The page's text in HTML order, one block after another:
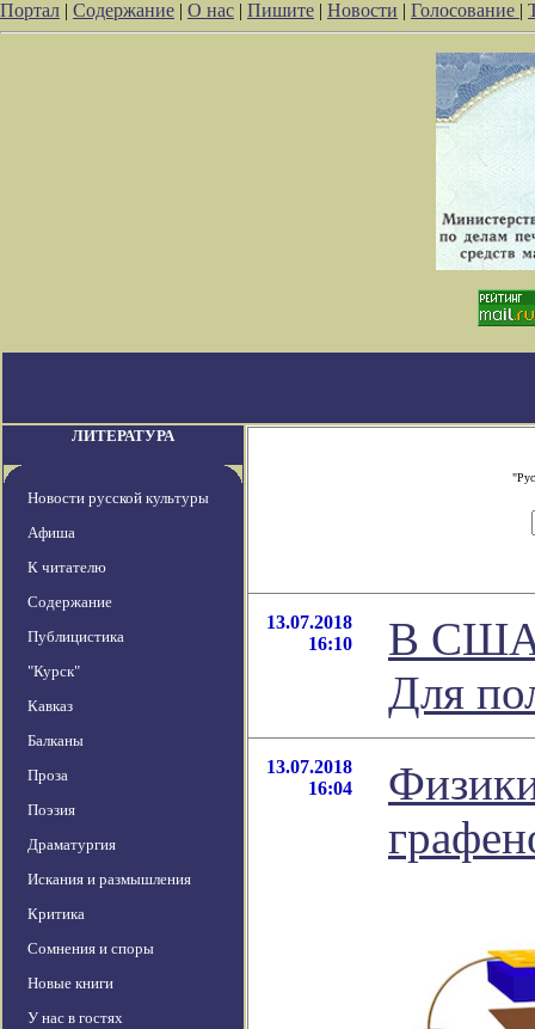
Портал | Содержание | О нас | Пишите | Новости | Голосование |
ЛИТЕРАТУРА
Новости русской культуры
Афиша
К читателю
Содержание
Публицистика
"Курск"
Кавказ
Балканы
Проза
Поэзия
Драматургия
Искания и размышления
Критика
Сомнения и споры
Новые книги
У нас в гостях
13.07.2018
16:10
В США
Для
13.07.2018
16:04